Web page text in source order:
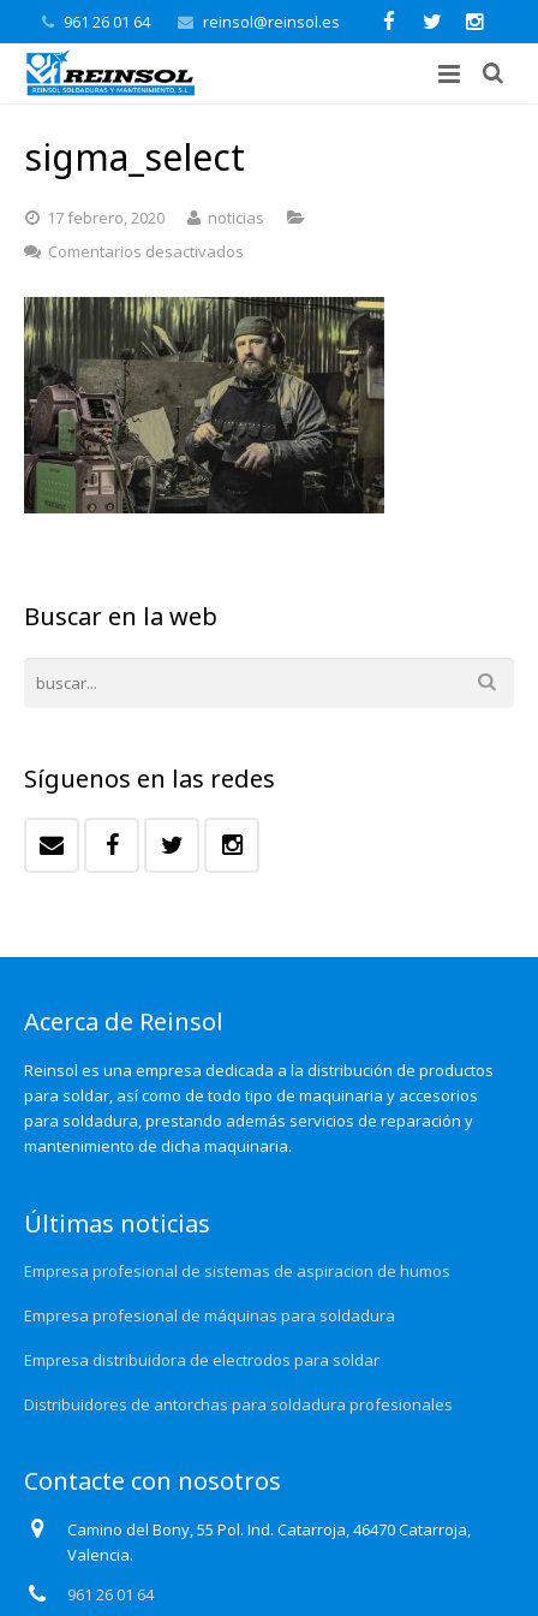
961 26 01 64 reinsol@reinsol.es
sigma_select
17 febrero, 2020
noticias
Comentarios desactivados
Buscar en la web
Síguenos en las redes
Acerca de Reinsol
Reinsol es una empresa dedicada a la distribución de productos
para soldar, así como de todo tipo de maquinaria y accesorios
para soldadura, prestando además servicios de reparación y
mantenimiento de dicha maquinaria.
Últimas noticias
Empresa profesional de sistemas de aspiracion de humos
Empresa profesional de máquinas para soldadura
Empresa distribuidora de electrodos para soldar
Distribuidores de antorchas para soldadura profesionales
Contacte con nosotros
Camino del Bony, 55 Pol. Ind. Catarroja, 46470 Catarroja,
Valencia.
961 26 01 64